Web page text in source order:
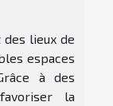
des lieux de
espaces
à des
la